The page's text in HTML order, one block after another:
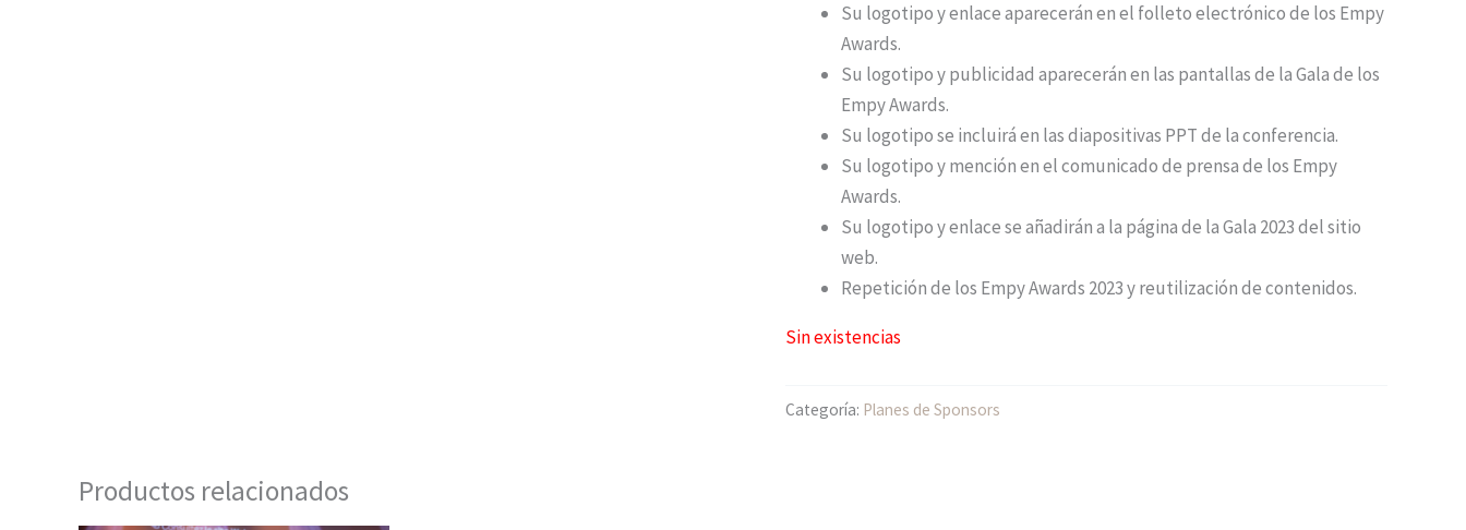
Su logotipo y enlace aparecerán en el folleto electrónico de los Empy
Awards.
Su logotipo y publicidad aparecerán en las pantallas de la Gala de los
Empy Awards.
Su logotipo se incluirá en las diapositivas PPT de la conferencia.
Su logotipo y mención en el comunicado de prensa de los Empy
Awards.
Su logotipo y enlace se añadirán a la página de la Gala 2023 del sitio
web.
Repetición de los Empy Awards 2023 y reutilización de contenidos.
Sin existencias
Categoría: Planes de Sponsors
Productos relacionados